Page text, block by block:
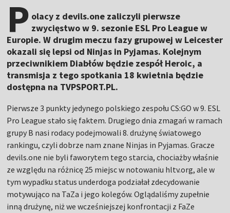
P olacy z devils.one zaliczyli pierwsze
zwycięstwo w 9. sezonie ESL Pro League w
Europie. W drugim meczu fazy grupowej w Leicester
okazali się lepsi od Ninjas in Pyjamas. Kolejnym
przeciwnikiem Diabłów będzie zespół Heroic, a
transmisja z tego spotkania 18 kwietnia będzie
dostępna na TVPSPORT.PL.
Pierwsze 3 punkty jedynego polskiego zespołu CS:GO w 9. ESL
Pro League stało się faktem. Drugiego dnia zmagań w ramach
grupy B nasi rodacy podejmowali 8. drużynę światowego
rankingu, czyli dobrze nam znane Ninjas in Pyjamas. Gracze
devils.one nie byli faworytem tego starcia, chociażby właśnie
ze względu na różnicę 25 miejsc w notowaniu hltv.org, ale w
tym wypadku status underdoga podziałał zdecydowanie
motywująco na TaZa i jego kolegów. Oglądaliśmy zupełnie
inną drużynę, niż we wcześniejszej konfrontacji z FaZe